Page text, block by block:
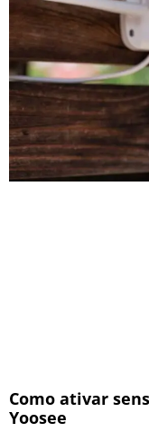
Como ativar
Yoosee